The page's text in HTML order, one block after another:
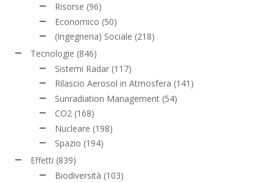
Risorse (96)
Economico (50)
(Ingegneria) Sociale (218)
Tecnologie (846)
Sistemi Radar (117)
Rilascio Aerosol in Atmosfera (141)
Sunradiation Management (54)
CO2 (168)
Nucleare (198)
Spazio (194)
Effetti (839)
Biodiversità (103)